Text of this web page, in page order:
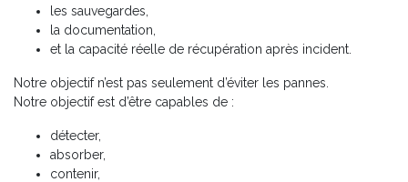
les sauvegardes,
la documentation,
et la capacité réelle de récupération après incident.
Notre objectif n’est pas seulement d’éviter les pannes.
Notre objectif est d’être capables de :
détecter,
absorber,
contenir,